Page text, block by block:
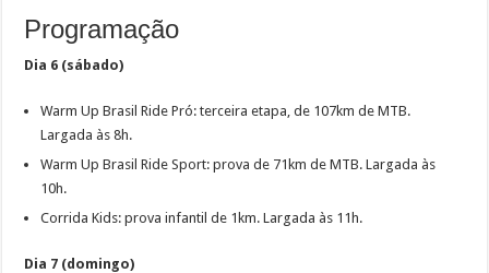
Programação
Dia 6 (sábado)
Warm Up Brasil Ride Pró: terceira etapa, de 107km de MTB.
Largada às 8h.
Warm Up Brasil Ride Sport: prova de 71km de MTB. Largada às
10h.
Corrida Kids: prova infantil de 1km. Largada às 11h.
Dia 7 (domingo)